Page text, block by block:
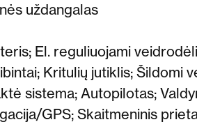
uždangalas
El. reguliuojami
; Kritulių jutiklis; Šildomi
sistema; Autopilotas;
GPS;Skaitmeninis